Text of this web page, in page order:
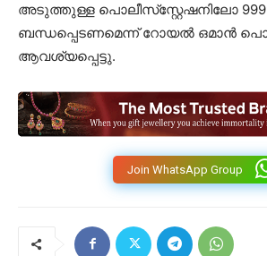
അടുത്തുള്ള പൊലീസ്‌സ്റ്റേഷനിലോ
ബന്ധപ്പെടണമെന്ന് റോയല്‍ ഒമാന്‍
ആവശ്യപ്പെട്ടു.
Join WhatsApp Group